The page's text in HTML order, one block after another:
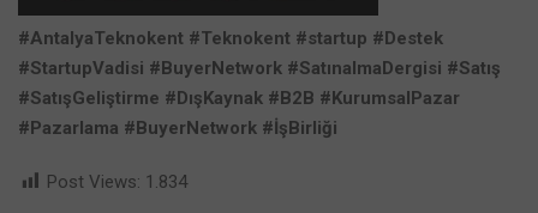
#AntalyaTeknokent #Teknokent #startup #Destek
#StartupVadisi #BuyerNetwork #SatınalmaDergisi #Satış
#SatışGeliştirme #DışKaynak #B2B #KurumsalPazar
#Pazarlama #BuyerNetwork #İşBirliği
Post Views: 1.834